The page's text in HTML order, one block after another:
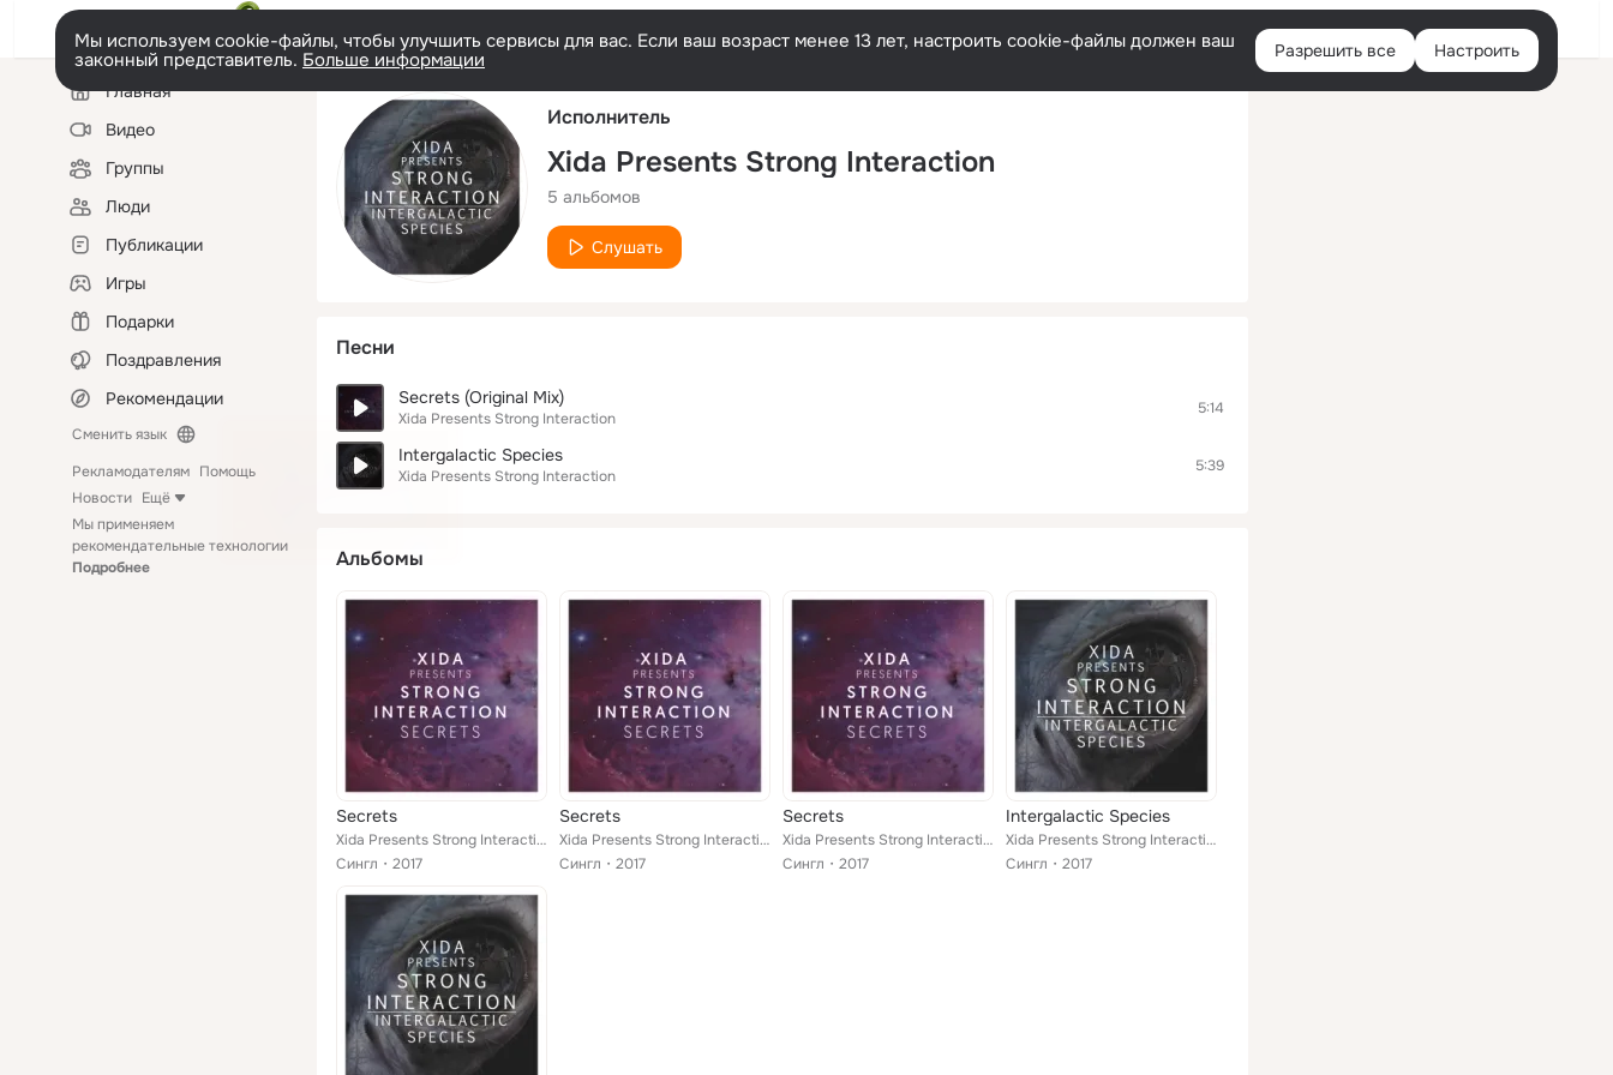
Русский Войти
Мы используем cookie-файлы, чтобы улучшить сервисы для вас. Если ваш возраст менее 13 лет, настроить cookie-файлы должен ваш
законный представитель. Больше информации Разрешить все Настроить
Левая
колонкаГлавная
Видео
Группы
Люди
Публикации
Игры
Подарки
Поздравления
Рекомендации
Сменить язык
Рекламодателям Помощь
Новости Ещё
Мы применяем
рекомендательные технологии
Подробнее
Исполнитель
Xida Presents Strong Interaction
5 альбомов
Слушать
Песни
Secrets (Original Mix)
Xida Presents Strong Interaction
5:14
Intergalactic Species
Xida Presents Strong Interaction
5:39
Альбомы
Secrets
Xida Presents Strong Interaction
Сингл
2017
Secrets
Xida Presents Strong Interaction
Сингл
2017
Secrets
Xida Presents Strong Interaction
Сингл
2017
Intergalactic Species
Xida Presents Strong Interaction
Сингл
2017